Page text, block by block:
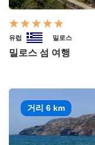
유럽 밀로스
밀로스 섬 여행
거리 6 km